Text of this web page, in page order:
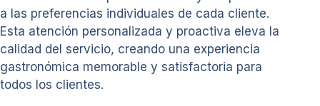
a las preferencias individuales de cada cliente.
Esta atención personalizada y proactiva eleva la
calidad del servicio, creando una experiencia
gastronómica memorable y satisfactoria para
todos los clientes.